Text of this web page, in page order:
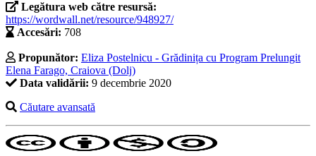
Legătura web către resursă:
https://wordwall.net/resource/948927/
Accesări: 708
Propunător: Eliza Postelnicu - Grădinița cu Program Prelungit
Elena Farago, Craiova (Dolj)
Data validării: 9 decembrie 2020
Căutare avansată